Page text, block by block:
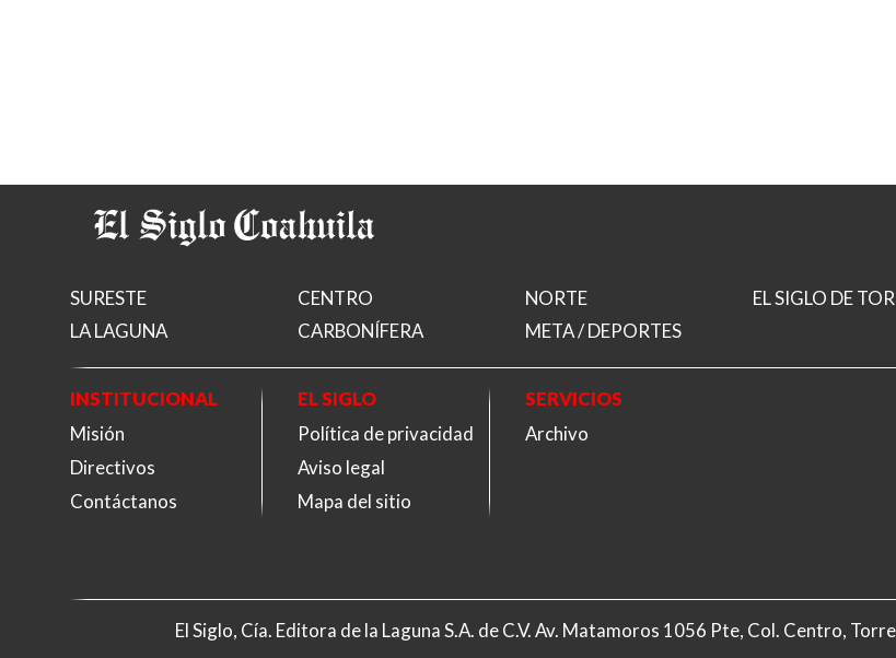
SURESTE
LA LAGUNA
CENTRO
CARBONÍFERA
NORTE
META / DEPORTES
EL SIGLO DE
INSTITUCIONAL
Misión
Directivos
Contáctanos
EL SIGLO
Política de privacidad
Aviso legal
Mapa del sitio
SERVICIOS
Archivo
El Siglo, Cía. Editora de la Laguna S.A. de C.V. Av. Matamoros 1056 Pte, Col. Centro,